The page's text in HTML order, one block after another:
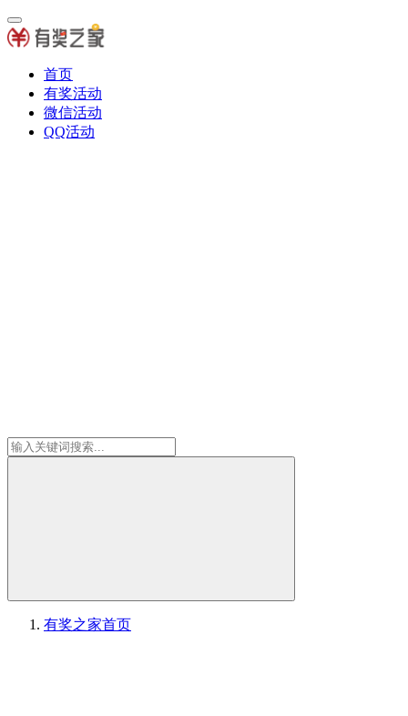
首页
有奖活动
微信活动
QQ活动
有奖之家首页